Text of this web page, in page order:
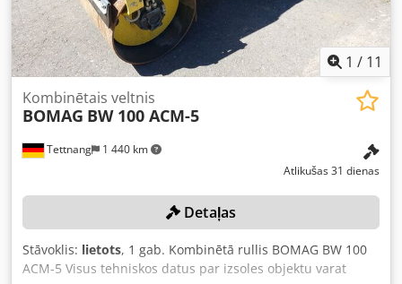
1 / 11
Tettnang 1 440 km
Kombinētais veltnis
BOMAG BW 100 ACM-5
Atlikušas 31 dienas
Detaļas
Stāvoklis: lietots, 1 gab. Kombinētā rullis BOMAG BW 100
ACM-5 Visus tehniskos datus par izsoles objektu varat